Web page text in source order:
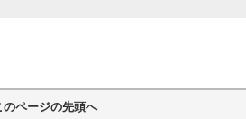
のページの先頭へ